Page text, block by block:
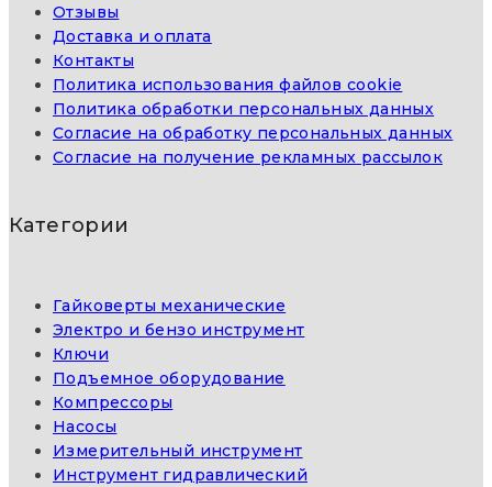
Отзывы
Доставка и оплата
Контакты
Политика использования файлов cookie
Политика обработки персональных данных
Согласие на обработку персональных данных
Согласие на получение рекламных рассылок
Категории
Гайковерты механические
Электро и бензо инструмент
Ключи
Подъемное оборудование
Компрессоры
Насосы
Измерительный инструмент
Инструмент гидравлический